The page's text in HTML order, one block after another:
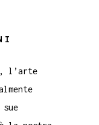
, l’arte